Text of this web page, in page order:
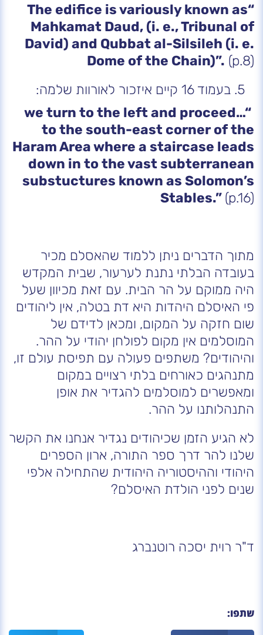
“The edifice is variously known as
Mahkamat Daud, (i. e., Tribunal of
David) and Qubbat al-Silsileh (i. e.
Dome of the Chain)”. (p.8)
בעמוד 16 קיים איזכור לאורוות שלמה:
“…we turn to the left and proceed
to the south-east corner of the
Haram Area where a staircase leads
down in to the vast subterranean
substuctures known as Solomon’s
Stables.” (p.16)
מתוך הדברים ניתן ללמוד שהאסלם מכיר
בעובדה הבלתי נתנת לערעור, שבית המקדש
היה ממוקם על הר הבית. עם זאת מכיוון שעל
פי האיסלם היהדות היא דת בטלה, אין ליהודים
שום חזקה על המקום, ומכאן לדידם של
המוסלמים אין מקום לפולחן יהודי על ההר.
והיהודים? משתפים פעולה עם תפיסת עולם זו,
מתנהגים כאורחים בלתי רצויים במקום
ומאפשרים למוסלמים להגדיר את אופן
התנהלותנו על ההר.
לא הגיע הזמן שכיהודים נגדיר אנחנו את הקשר
שלנו להר דרך ספר התורה, ארון הספרים
היהודי וההיסטוריה היהודית שהתחילה אלפי
שנים לפני הולדת האיסלם?
ד"ר רוית יסכה רוטנברג
שתפו: